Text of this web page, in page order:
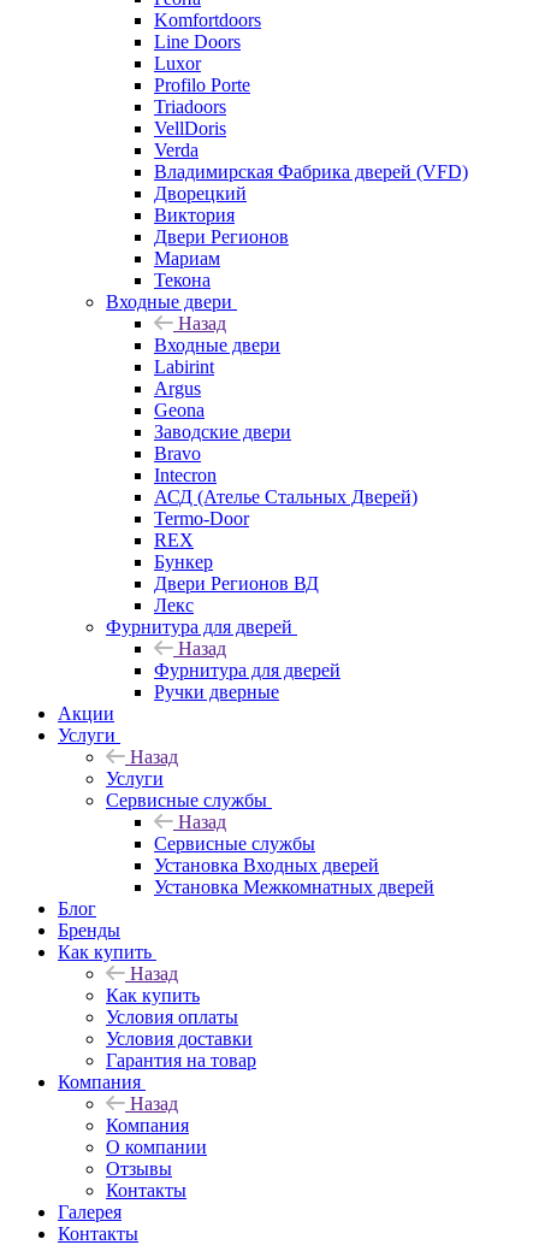
Komfortdoors
Line Doors
Luxor
Profilo Porte
Triadoors
VellDoris
Verda
Владимирская Фабрика дверей (VFD)
Дворецкий
Виктория
Двери Регионов
Мариам
Текона
Входные двери
Назад
Входные двери
Labirint
Argus
Geona
Заводские двери
Bravo
Intecron
АСД (Ателье Стальных Дверей)
Termo-Door
REX
Бункер
Двери Регионов ВД
Лекс
Фурнитура для дверей
Назад
Фурнитура для дверей
Ручки дверные
Акции
Услуги
Назад
Услуги
Сервисные службы
Назад
Сервисные службы
Установка Входных дверей
Установка Межкомнатных дверей
Блог
Бренды
Как купить
Назад
Как купить
Условия оплаты
Условия доставки
Гарантия на товар
Компания
Назад
Компания
О компании
Отзывы
Контакты
Галерея
Контакты